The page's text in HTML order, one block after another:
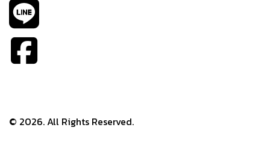
© 2026. All Rights Reserved.